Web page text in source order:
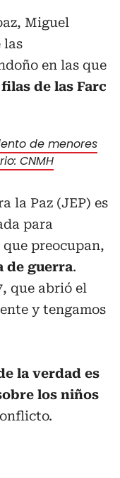
Miguel
las
en las que
de las Farc
de menores
CNMH
la Paz (JEP) es
para
preocupan,
de guerra.
que abrió el
y tengamos
la verdad es
los niños